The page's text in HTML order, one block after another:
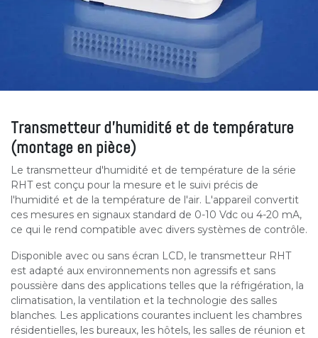
Transmetteur d'humidité et de température
(montage en pièce)
Le transmetteur d'humidité et de température de la série
RHT est conçu pour la mesure et le suivi précis de
l'humidité et de la température de l'air. L'appareil convertit
ces mesures en signaux standard de 0-10 Vdc ou 4-20 mA,
ce qui le rend compatible avec divers systèmes de contrôle.
Disponible avec ou sans écran LCD, le transmetteur RHT
est adapté aux environnements non agressifs et sans
poussière dans des applications telles que la réfrigération, la
climatisation, la ventilation et la technologie des salles
blanches. Les applications courantes incluent les chambres
résidentielles, les bureaux, les hôtels, les salles de réunion et